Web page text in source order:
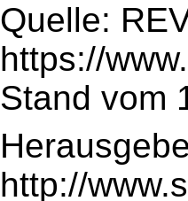
Quelle:
https://
Stand vom
http://